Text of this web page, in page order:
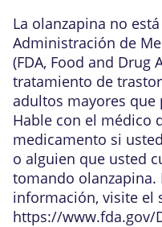
La olanzapina no
Administración de
(FDA, Food and Drug
tratamiento de
adultos mayores que
Hable con el médico
medicamento si
o alguien que usted
tomando olanzapina.
información, visite el
https://www.fda.gov/